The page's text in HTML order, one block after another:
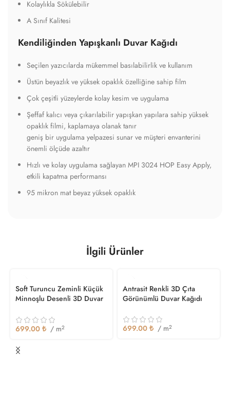
Kolaylıkla Sökülebilir
A Sınıf Kalitesi
Kendiliğinden Yapışkanlı Duvar Kağıdı
Seçilen yazıcılarda mükemmel basılabilirlik ve kullanım
Üstün beyazlık ve yüksek opaklık özelliğine sahip film
Çok çeşitli yüzeylerde kolay kesim ve uygulama
Şeffaf kalıcı veya çıkarılabilir yapışkan yapılara sahip yüksek
opaklık filmi, kaplamaya olanak tanır
geniş bir uygulama yelpazesi sunar ve müşteri envanterini
önemli ölçüde azaltır
Hızlı ve kolay uygulama sağlayan MPI 3024 HOP Easy Apply,
etkili kapatma performansı
95 mikron mat beyaz yüksek opaklık
İlgili Ürünler
Soft Turuncu Zeminli Küçük
Minnoşlu Desenli 3D Duvar
699.00 ₺ / m2
Antrasit Renkli 3D Çıta
Görünümlü Duvar Kağıdı
699.00 ₺ / m2